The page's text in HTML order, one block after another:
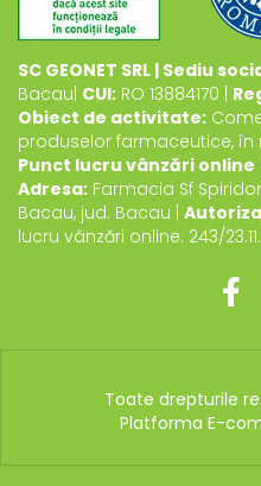
SC GEONET SRL | Sediu
Bacau| CUI: RO 13884170 |
Obiect de activitate:
produselor farmaceutice,
Punct lucru vânzări online
Adresa: Farmacia Sf
Bacau, jud. Bacau |
lucru vânzări online: 243/
Toate drepturile
Platforma E-